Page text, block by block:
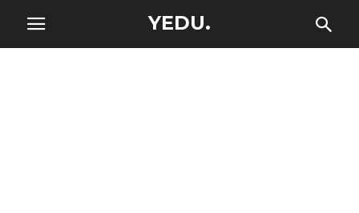
YEDU.